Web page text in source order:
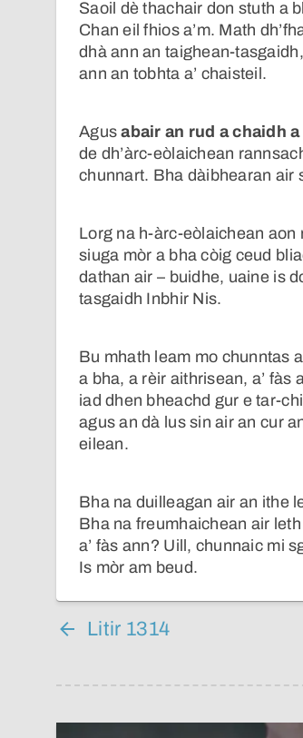
Saoil dè thachair don stuth a
Chan eil fhios a’m. Math
dhà ann an taighean-
ann an tobhta a’ chaisteil.
Agusabair an rud a chaidh
de dh’àrc-eòlaichean
chunnart. Bha dàibhearan air
Lorg na h-àrc-eòlaichean aon
siuga mòr a bha còig ceud
dathan air – buidhe, uaine is
tasgaidh Inbhir Nis.
Bu mhath leam mo chunntas
a bha, a rèir aithrisean, a’ fàs
iad dhen bheachd gur e tar-
agus an dà lus sin air an cur
eilean.
Bha na duilleagan air an ithe
Bha na freumhaichean air
a’ fàs ann? Uill, chunnaic mi
Is mòr am beud.
Litir 1314